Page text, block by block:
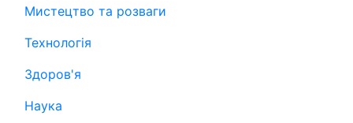
Мистецтво та розваги
Технологія
Здоров'я
Наука